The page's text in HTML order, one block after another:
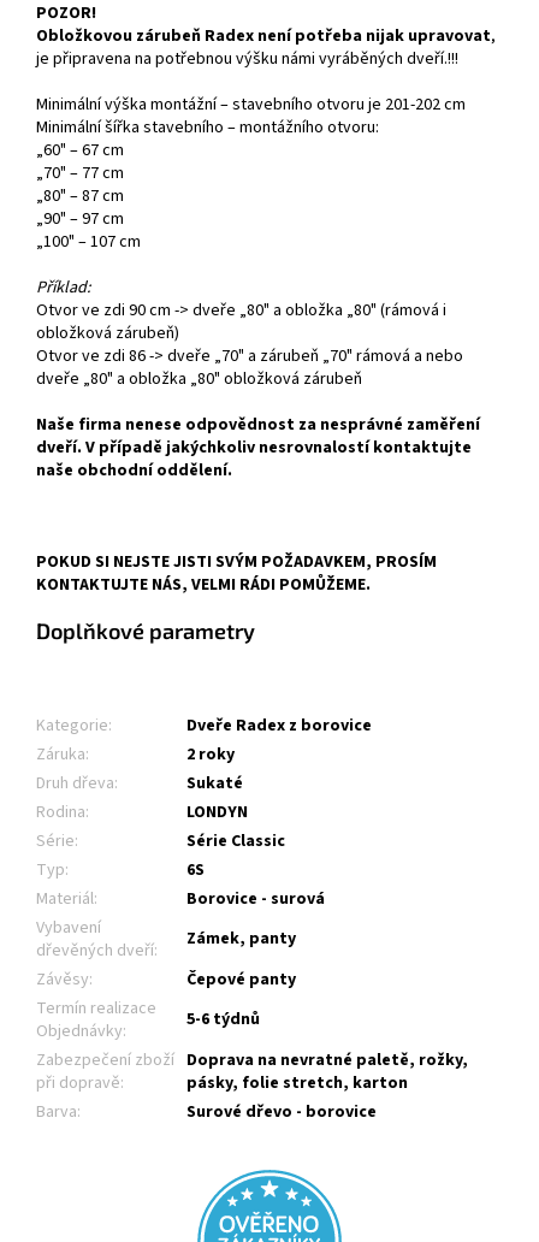
POZOR!
Obložkovou zárubeň Radex není potřeba nijak upravovat,
je připravena na potřebnou výšku námi vyráběných dveří.!!!
Minimální výška montážní – stavebního otvoru je 201-202 cm
Minimální šířka stavebního – montážního otvoru:
„60" – 67 cm
„70" – 77 cm
„80" – 87 cm
„90" – 97 cm
„100" – 107 cm
Příklad:
Otvor ve zdi 90 cm -> dveře „80" a obložka „80" (rámová i
obložková zárubeň)
Otvor ve zdi 86 -> dveře „70" a zárubeň „70" rámová a nebo
dveře „80" a obložka „80" obložková zárubeň
Naše firma nenese odpovědnost za nesprávné zaměření
dveří. V případě jakýchkoliv nesrovnalostí kontaktujte
naše obchodní oddělení.
POKUD SI NEJSTE JISTI SVÝM POŽADAVKEM, PROSÍM
KONTAKTUJTE NÁS, VELMI RÁDI POMŮŽEME.
Doplňkové parametry
Kategorie:
Dveře Radex z borovice
Záruka:
2 roky
Druh dřeva:
Sukaté
Rodina:
LONDYN
Série:
Série Classic
Typ:
6S
Materiál:
Borovice - surová
Vybavení
dřevěných dveří:
Zámek, panty
Závěsy:
Čepové panty
Termín realizace
Objednávky:
5-6 týdnů
Zabezpečení zboží
při dopravě:
Doprava na nevratné paletě, rožky,
pásky, folie stretch, karton
Barva: Surové dřevo - borovice